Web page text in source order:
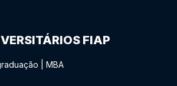
FIAP
MBA